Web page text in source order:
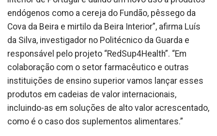
endógenos como a cereja do Fundão, pêssego da
Cova da Beira e mirtilo da Beira Interior”, afirma Luís
da Silva, investigador no Politécnico da Guarda e
responsável pelo projeto “RedSup4Health”. “Em
colaboração com o setor farmacêutico e outras
instituições de ensino superior vamos lançar esses
produtos em cadeias de valor internacionais,
incluindo-as em soluções de alto valor acrescentado,
como é o caso dos suplementos alimentares.”